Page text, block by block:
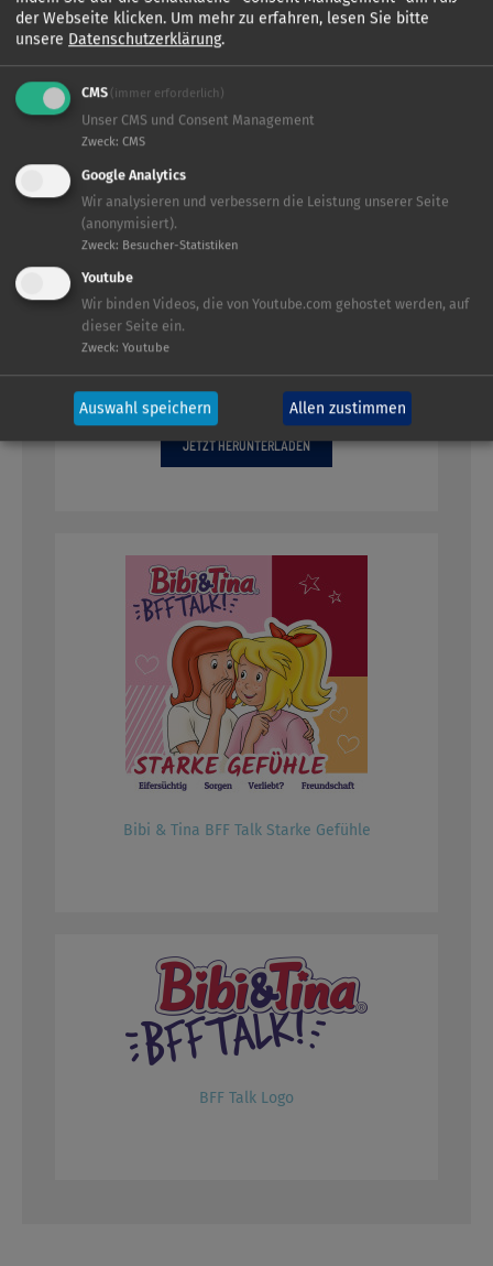
KIDDINX Pressestelle
Rico-Thore Kauert (PRonline Media)
Tel.: 0177 46 43 648
Material
JETZT HERUNTERLADEN
Bibi & Tina BFF Talk Starke Gefühle
BFF Talk Logo
der Webseite klicken. Um mehr zu erfahren, lesen Sie bitte
unsere Datenschutzerklärung.
CMS (immer erforderlich)
Unser CMS und Consent Management
Zweck: CMS
Google Analytics
Wir analysieren und verbessern die Leistung unserer Seite
(anonymisiert).
Zweck: Besucher-Statistiken
Youtube
Wir binden Videos, die von Youtube.com gehostet werden, auf
dieser Seite ein.
Zweck: Youtube
Auswahl speichern Allen zustimmen